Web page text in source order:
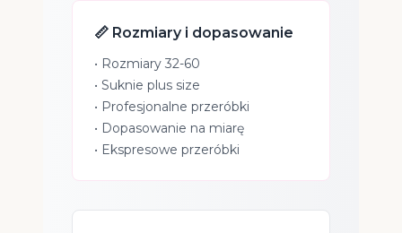
📏 Rozmiary i dopasowanie
• Rozmiary 32-60
• Suknie plus size
• Profesjonalne przeróbki
• Dopasowanie na miarę
• Ekspresowe przeróbki